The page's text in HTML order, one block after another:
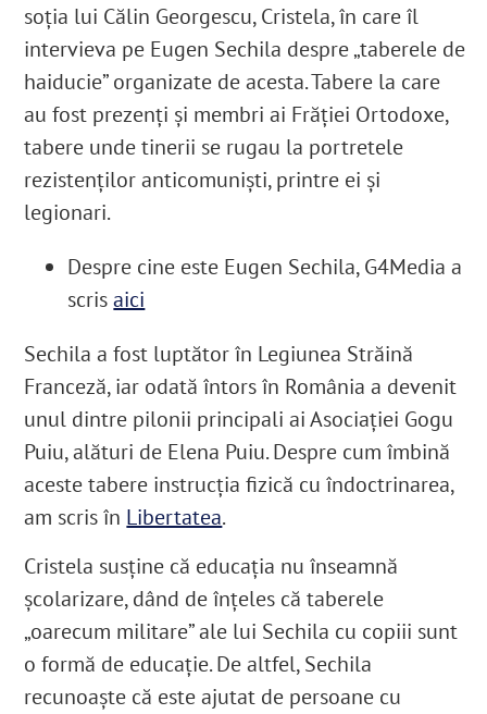
soția lui Călin Georgescu, Cristela, în care îl
intervieva pe Eugen Sechila despre „taberele de
haiducie” organizate de acesta. Tabere la care
au fost prezenți și membri ai Frăției Ortodoxe,
tabere unde tinerii se rugau la portretele
rezistenților anticomuniști, printre ei și
legionari.
Despre cine este Eugen Sechila, G4Media a
scrisaici
Sechila a fost luptător în Legiunea Străină
Franceză, iar odată întors în România a devenit
unul dintre pilonii principali ai Asociației Gogu
Puiu, alături de Elena Puiu. Despre cum îmbină
aceste tabere instrucția fizică cu îndoctrinarea,
am scris în Libertatea.
Cristela susține că educația nu înseamnă
școlarizare, dând de înțeles că taberele
„oarecum militare” ale lui Sechila cu copiii sunt
o formă de educație. De altfel, Sechila
recunoaște că este ajutat de persoane cu